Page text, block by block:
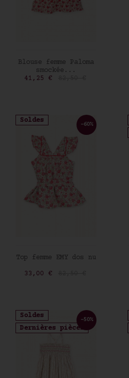
AJOUTER AU PANIER
Blouse femme Paloma
smockée...
Prix
41,25 €
Soldes
AJOUTER AU PANIER
Top femme EMY dos nu
Prix
33,00 €
-60%
Soldes
Dernières pièces
-50%